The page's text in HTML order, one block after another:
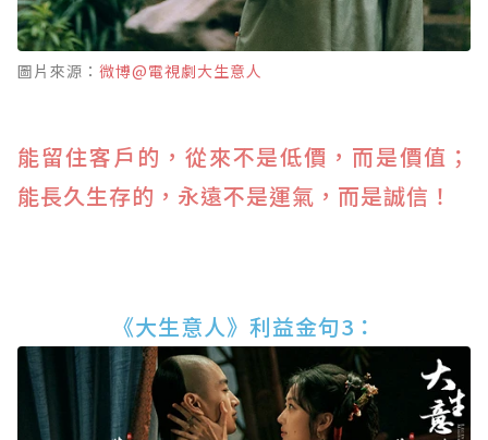
圖片來源： 微博@電視劇大生意人
能留住客戶的，從來不是低價，而是價值；
能長久生存的，永遠不是運氣，而是誠信！
《大生意人》利益金句3：